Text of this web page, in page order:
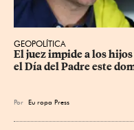
GEOPOLÍTICA
El juez impide a los
el Día del Padre este
Por Eu ropa Press